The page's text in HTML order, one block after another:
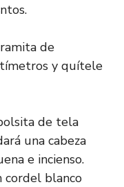
de
y quítele
de tela
una cabeza
e incienso.
cordel blanco